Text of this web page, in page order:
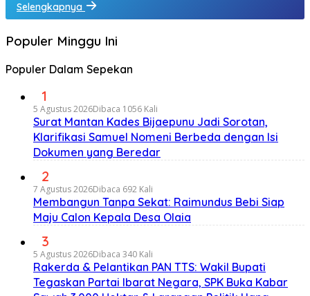
Selengkapnya
Populer Minggu Ini
Populer Dalam Sepekan
1
5 Agustus 2026Dibaca 1056 Kali
Surat Mantan Kades Bijaepunu Jadi Sorotan,
Klarifikasi Samuel Nomeni Berbeda dengan Isi
Dokumen yang Beredar
2
7 Agustus 2026Dibaca 692 Kali
Membangun Tanpa Sekat: Raimundus Bebi Siap
Maju Calon Kepala Desa Olaia
3
5 Agustus 2026Dibaca 340 Kali
Rakerda & Pelantikan PAN TTS: Wakil Bupati
Tegaskan Partai Ibarat Negara, SPK Buka Kabar